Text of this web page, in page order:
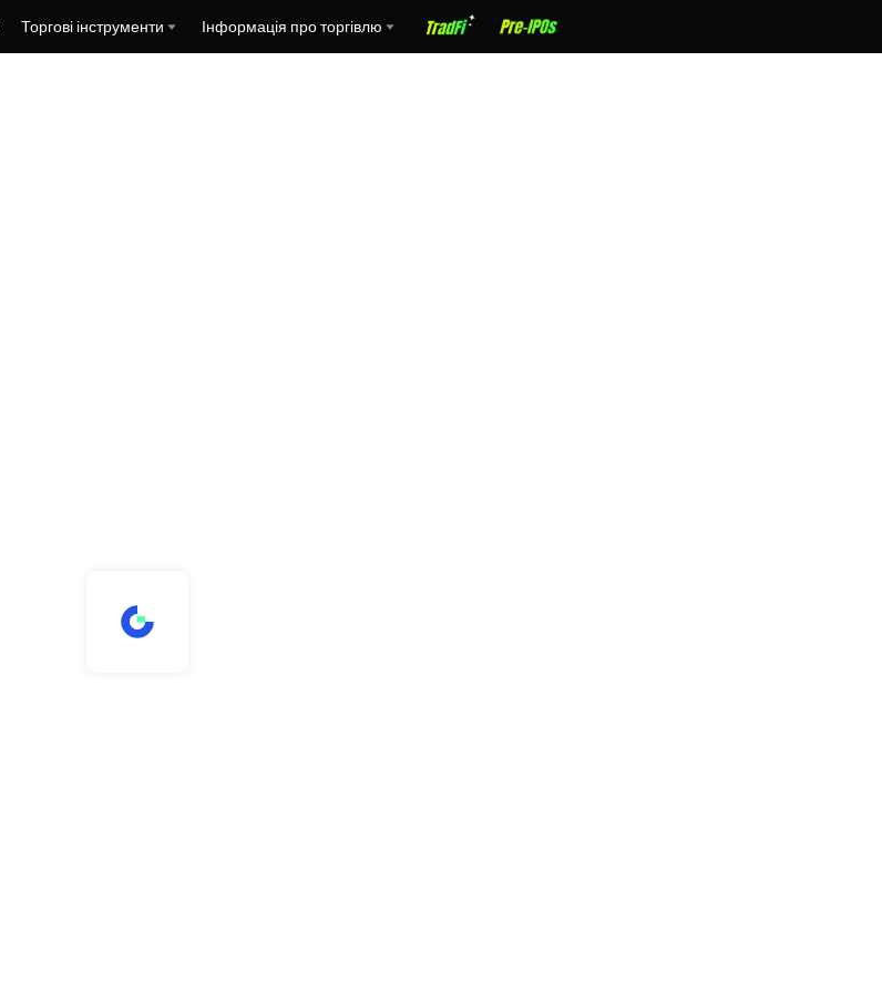
Торгові інструменти Інформація про торгівлю